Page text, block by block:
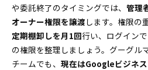
や委託終了のタイミングでは、 管理
オーナー権限を譲渡 します。権限の
定期棚卸しを月1回行い、ログイン
の権限を整理しましょう。グーグル
チームでも、 現在はGoogleビジネ